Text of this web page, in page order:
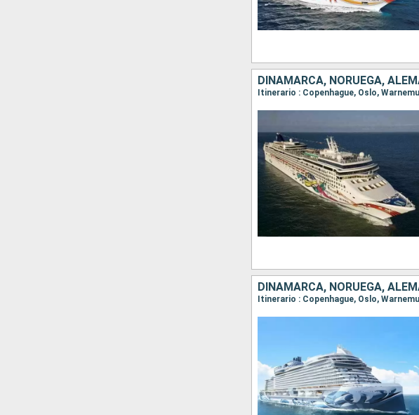
Itinerario : Copenhague, Oslo,